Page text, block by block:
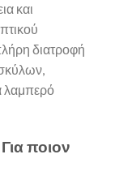
και
διατροφή
λαμπερό
ποιον